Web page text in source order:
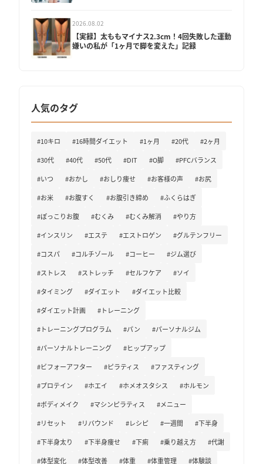
2026.08.02
【実録】太ももマイナス2.3cm！4回失敗した運動
嫌いの私が「1ヶ月で脚を変えた」記録
人気のタグ
#10キロ #16時間ダイエット #1ヶ月 #20代
#2ヶ月
#30代
#40代 #50代 #DIT #O脚
#PFCバランス
#いつ
#おかし #おしり痩せ #お客様の声
#お尻
#お米
#お腹すく #お腹引き締め
#ふくらはぎ
#ぽっこりお腹
#むくみ #むくみ解消
#やり方
#インスリン
#エステ #エストロゲン
#グルテンフリー
#コスパ
#コルチゾール #コーヒー
#ジム選び
#ストレス
#ストレッチ #セルフケア
#ソイ
#タイミング
#ダイエット
#ダイエット比較
#ダイエット計画
#トレーニング
#トレーニングプログラム
#パン
#パーソナルジム
#パーソナルトレーニング
#ヒップアップ
#ビフォーアフター
#ピラティス
#ファスティング
#プロテイン
#ホエイ #ホメオスタシス
#ホルモン
#ボディメイク
#マシンピラティス
#メニュー
#リセット
#リバウンド #レシピ #一週間
#下半身
#下半身太り
#下半身痩せ #下痢 #乗り越え方
#代謝
#体型変化
#体型改善 #体重 #体重管理 #体験談